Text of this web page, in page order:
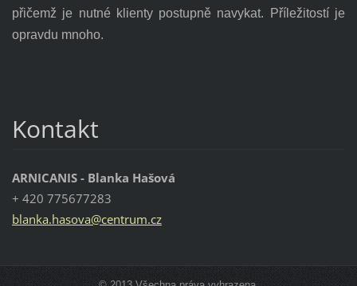
přičemž je nutné klienty postupně navykat. Příležitostí je
opravdu mnoho.
Kontakt
ARNICANIS - Blanka Hašová
+ 420 775677283
blanka.hasova@centrum.cz